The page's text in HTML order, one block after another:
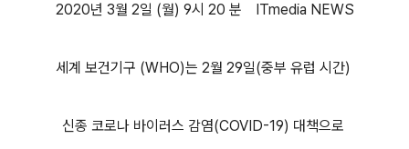
2020년 3월 2일 (월) 9시 20 분 ITmedia NEWS
세계 보건기구 (WHO)는 2월 29일(중부 유럽 시간)
신종 코로나 바이러스 감염(COVID-19) 대책으로